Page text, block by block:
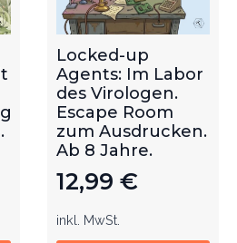
Locked-up
Agents: Im Labor
des Virologen.
Escape Room
zum Ausdrucken.
Ab 8 Jahre.
12,99 €
inkl. MwSt.